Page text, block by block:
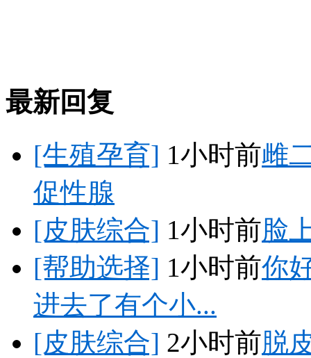
最新回复
[生殖孕育] 1小时前雌
促性腺
[皮肤综合] 1小时前脸
[帮助选择] 1小时前你
进去了有个小...
[皮肤综合] 2小时前脱